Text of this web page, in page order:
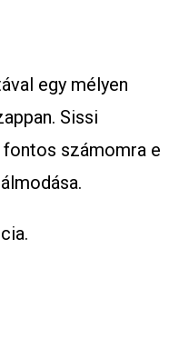
egy mélyen
Sissi
számomra e